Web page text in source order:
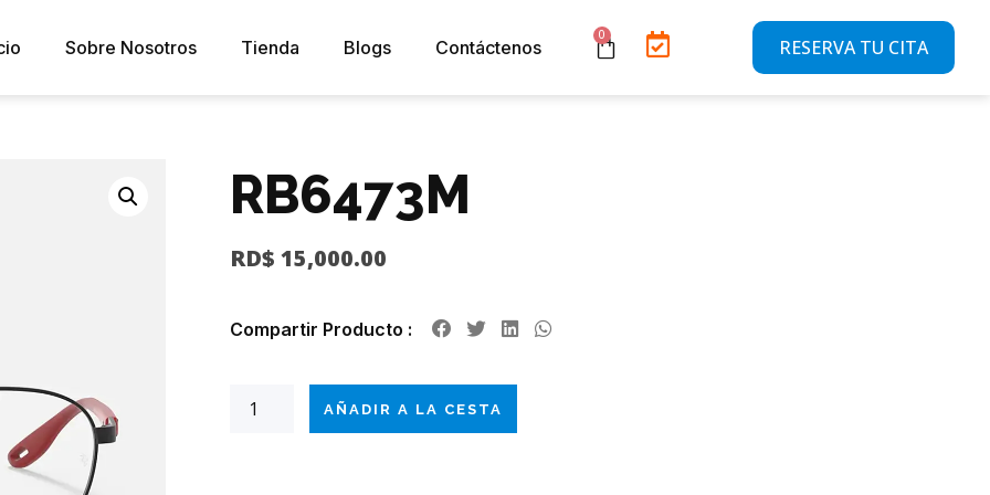
Sobre Nosotros Tienda Blogs Contáctenos RESERVA TU CITA
RB6473M
RD$ 15,000.00
Compartir Producto :
AÑADIR A LA CESTA